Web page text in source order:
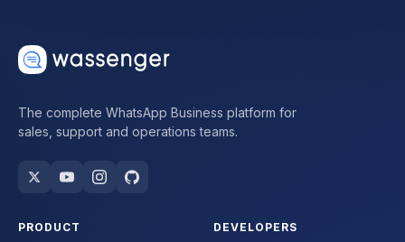
The complete WhatsApp Business platform for
sales, support and operations teams.
PRODUCT DEVELOPERS